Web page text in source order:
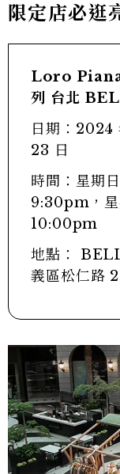
限定店必逛
Loro
列 台北
日期：
23 日
時間：星期
9:30pm，
10:00pm
地點：
義區松仁路